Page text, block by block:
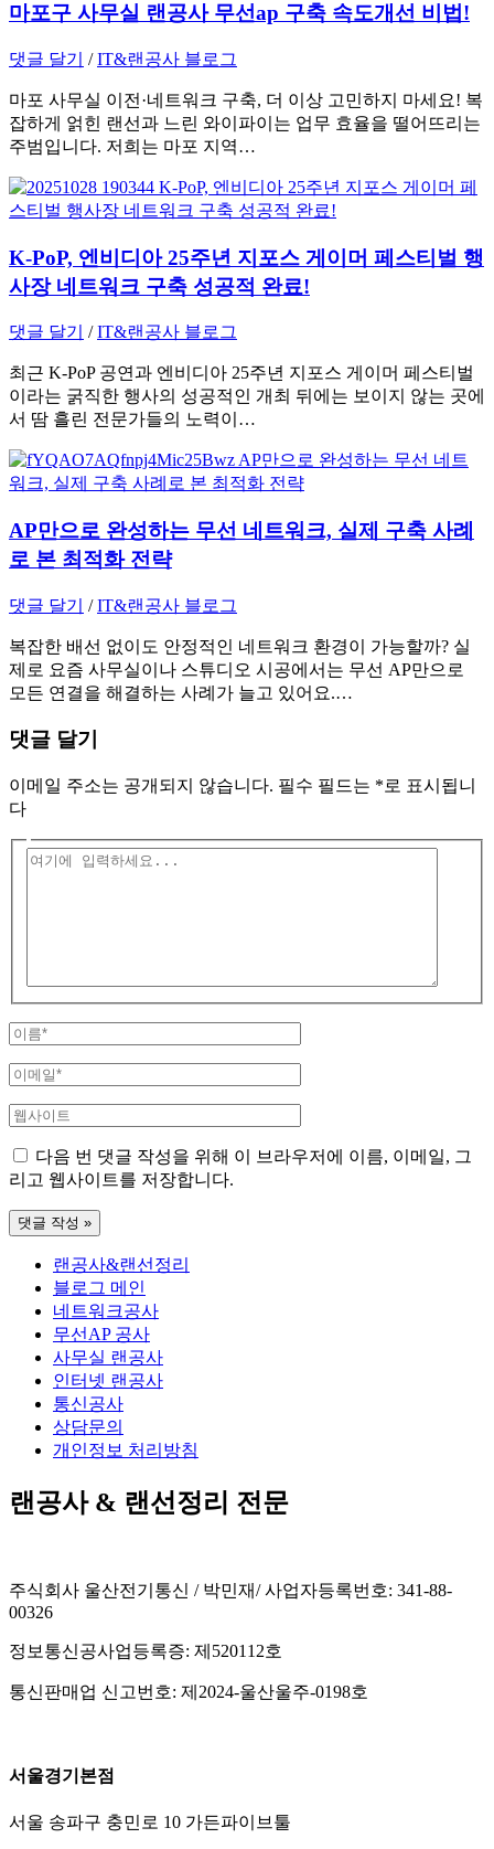
마포구 사무실 랜공사 무선ap 구축 속도개선 비법!
댓글 달기 /IT&랜공사 블로그
마포 사무실 이전·네트워크 구축, 더 이상 고민하지 마세요! 복
잡하게 얽힌 랜선과 느린 와이파이는 업무 효율을 떨어뜨리는
주범입니다. 저희는 마포 지역…
K-PoP, 엔비디아 25주년 지포스 게이머 페스티벌 행
사장 네트워크 구축 성공적 완료!
댓글 달기 /IT&랜공사 블로그
최근 K-PoP 공연과 엔비디아 25주년 지포스 게이머 페스티벌
이라는 굵직한 행사의 성공적인 개최 뒤에는 보이지 않는 곳에
서 땀 흘린 전문가들의 노력이…
AP만으로 완성하는 무선 네트워크, 실제 구축 사례
로 본 최적화 전략
댓글 달기 /IT&랜공사 블로그
복잡한 배선 없이도 안정적인 네트워크 환경이 가능할까? 실
제로 요즘 사무실이나 스튜디오 시공에서는 무선 AP만으로
모든 연결을 해결하는 사례가 늘고 있어요.…
댓글 달기
이메일 주소는 공개되지 않습니다. 필수 필드는 *로 표시됩니
다
여
요...
이
*이
일
웹
이
트
다음 번 댓글 작성을 위해 이 브라우저에 이름, 이메일, 그
리고 웹사이트를 저장합니다.
랜공사&랜선정리
블로그 메인
네트워크공사
무선AP 공사
사무실 랜공사
인터넷 랜공사
통신공사
상담문의
개인정보 처리방침
랜공사 & 랜선정리 전문
주식회사 울산전기통신 / 박민재/ 사업자등록번호: 341-88-
00326
정보통신공사업등록증: 제520112호
통신판매업 신고번호: 제2024-울산울주-0198호
서울경기본점
서울 송파구 충민로 10 가든파이브툴